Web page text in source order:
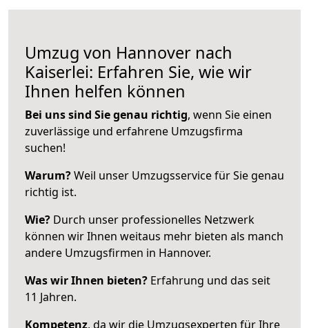
Umzug von Hannover nach
Kaiserlei: Erfahren Sie, wie wir
Ihnen helfen können
Bei uns sind Sie genau richtig, wenn Sie einen
zuverlässige und erfahrene Umzugsfirma
suchen!
Warum?Weil unser Umzugsservice für Sie genau
richtig ist.
Wie? Durch unser professionelles Netzwerk
können wir Ihnen weitaus mehr bieten als manch
andere Umzugsfirmen in Hannover.
Was wir Ihnen bieten? Erfahrung und das seit
11 Jahren.
Kompetenz, da wir die Umzugsexperten für Ihre